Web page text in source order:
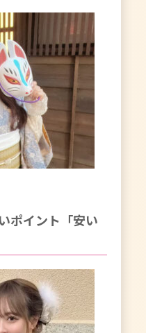
ポイント「安い